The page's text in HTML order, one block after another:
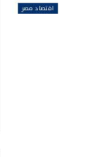
اقتصاد مصر